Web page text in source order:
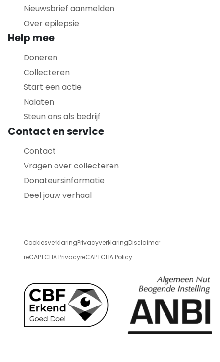
Nieuwsbrief aanmelden
Over epilepsie
Help mee
Doneren
Collecteren
Start een actie
Nalaten
Steun ons als bedrijf
Contact en service
Contact
Vragen over collecteren
Donateursinformatie
Deel jouw verhaal
CookiesverklaringPrivacyverklaringDisclaimer
reCAPTCHA PrivacyreCAPTCHA Policy